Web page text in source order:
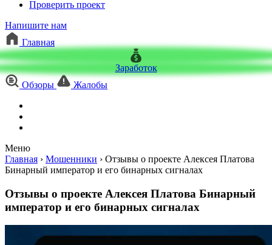
Проверить проект
Напишите нам
Главная
Заработок
Обзоры
Жалобы
Меню
Главная › Мошенники › Отзывы о проекте Алексея Платова
Бинарный император и его бинарных сигналах
Отзывы о проекте Алексея Платова Бинарный
император и его бинарных сигналах